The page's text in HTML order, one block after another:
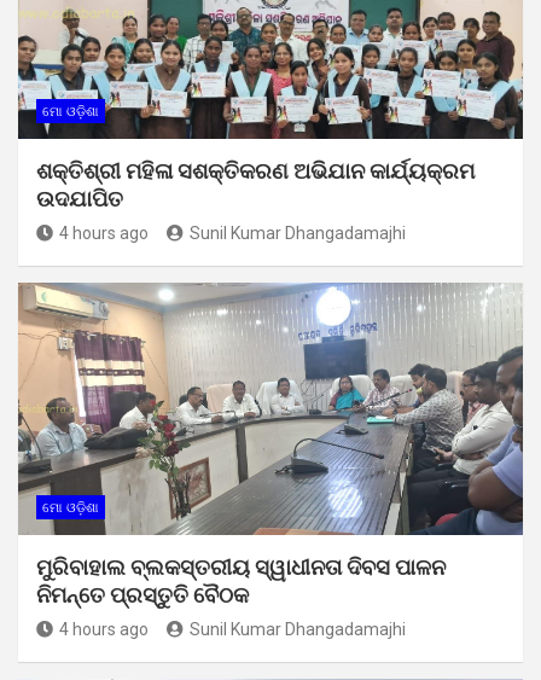
ମୋ ଓଡ଼ିଶା
ଶକ୍ତିଶ୍ରୀ ମହିଳା ସଶକ୍ତିକରଣ ଅଭିଯାନ କାର୍ଯ୍ୟକ୍ରମ
ଉଦଯାପିତ
4 hours ago Sunil Kumar Dhangadamajhi
ମୋ ଓଡ଼ିଶା
ମୁରିବାହାଲ ବ୍ଲକସ୍ତରୀୟ ସ୍ୱାଧୀନତା ଦିବସ ପାଳନ
ନିମନ୍ତେ ପ୍ରସ୍ତୁତି ବୈଠକ
4 hours ago Sunil Kumar Dhangadamajhi